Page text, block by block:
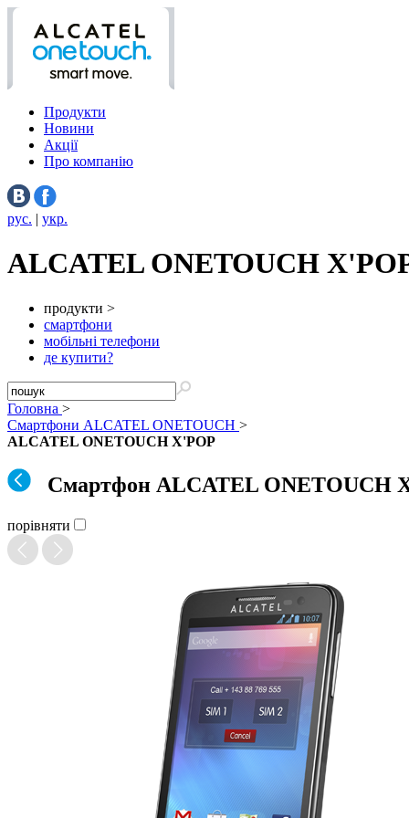
Продукти
Новини
Акції
Про компанію
рус. | укр.
ALCATEL ONETOUCH
продукти >
смартфони
мобільні телефони
де купити?
Головна >
Смартфони ALCATEL ONETOUCH >
ALCATEL ONETOUCH X'POP
Смартфон ALCATEL ONETOUCH
порівняти